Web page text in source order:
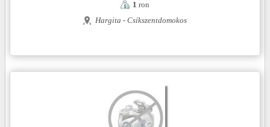
1 ron
Hargita - Csíkszentdomokos